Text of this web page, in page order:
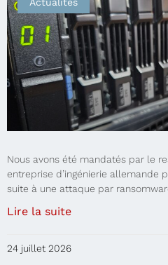
Actualités
Nous avons été mandatés par le
entreprise d’ingénierie allemande
suite à une attaque par
Lire la suite
24 juillet 2026